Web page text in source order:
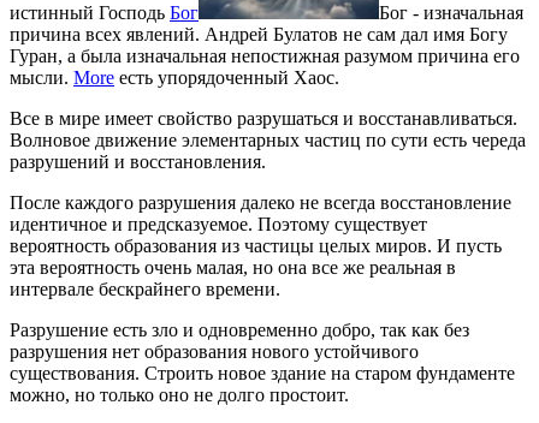
истинный Господь Бог
Бог - изначальная
причина всех явлений. Андрей Булатов не сам дал имя Богу
Гуран, а была изначальная непостижная разумом причина его
мысли. More есть упорядоченный Хаос.
Все в мире имеет свойство разрушаться и восстанавливаться.
Волновое движение элементарных частиц по сути есть череда
разрушений и восстановления.
После каждого разрушения далеко не всегда восстановление
идентичное и предсказуемое. Поэтому существует
вероятность образования из частицы целых миров. И пусть
эта вероятность очень малая, но она все же реальная в
интервале бескрайнего времени.
Разрушение есть зло и одновременно добро, так как без
разрушения нет образования нового устойчивого
существования. Строить новое здание на старом фундаменте
можно, но только оно не долго простоит.